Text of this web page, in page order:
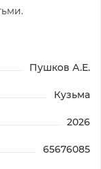
Пушков А.Е.
Кузьма
2026
65676085